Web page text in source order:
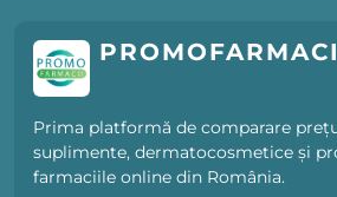
Prima platformă de comparare
suplimente, dermatocosmetice și
farmaciile online din România.